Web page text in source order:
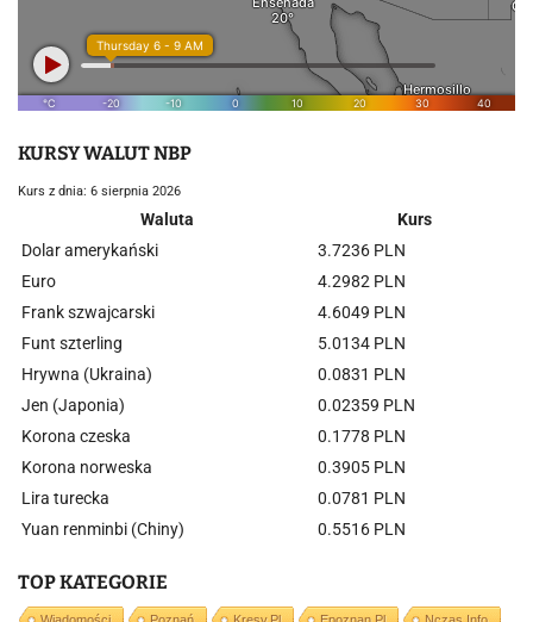
KURSY WALUT NBP
Kurs z dnia: 6 sierpnia 2026
Waluta
Kurs
Dolar amerykański
3.7236 PLN
Euro
4.2982 PLN
Frank szwajcarski
4.6049 PLN
Funt szterling
5.0134 PLN
Hrywna (Ukraina)
0.0831 PLN
Jen (Japonia)
0.02359 PLN
Korona czeska
0.1778 PLN
Korona norweska
0.3905 PLN
Lira turecka
0.0781 PLN
Yuan renminbi (Chiny)
0.5516 PLN
TOP KATEGORIE